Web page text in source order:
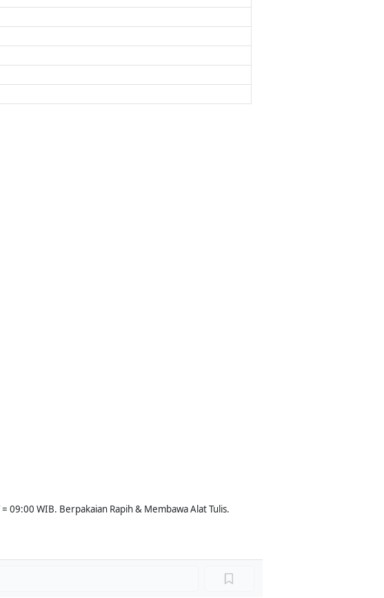
09:00 WIB. Berpakaian Rapih & Membawa Alat Tulis.